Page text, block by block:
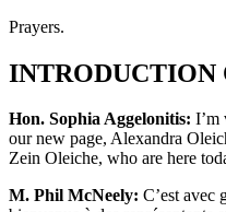
Prayers.
INTRODUCTION
Hon. Sophia Aggelonitis: I’m
our new page, Alexandra
Zein Oleiche, who are here
M. Phil McNeely: C’est avec